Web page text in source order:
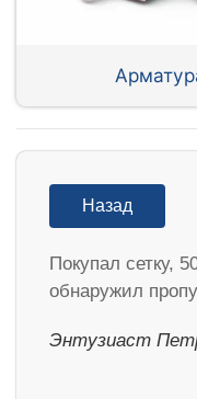
Назад
Покупал сетку,
обнаружил
Энтузиаст